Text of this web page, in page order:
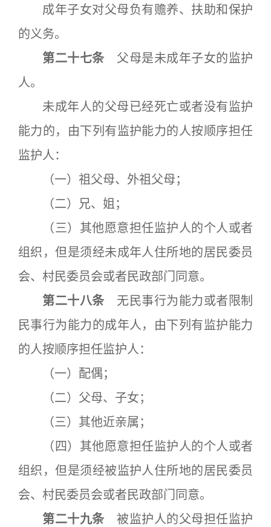
成年子女对父母负有赡养、扶助和保护
的义务。
第二十七条 父母是未成年子女的监护
人。
未成年人的父母已经死亡或者没有监护
能力的，由下列有监护能力的人按顺序担任
监护人：
（一）祖父母、外祖父母；
（二）兄、姐；
（三）其他愿意担任监护人的个人或者
组织，但是须经未成年人住所地的居民委员
会、村民委员会或者民政部门同意。
第二十八条 无民事行为能力或者限制
民事行为能力的成年人，由下列有监护能力
的人按顺序担任监护人：
（一）配偶；
（二）父母、子女；
（三）其他近亲属；
（四）其他愿意担任监护人的个人或者
组织，但是须经被监护人住所地的居民委员
会、村民委员会或者民政部门同意。
第二十九条 被监护人的父母担任监护